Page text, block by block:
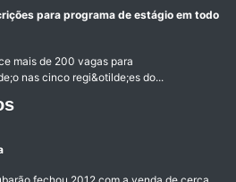
para programa de estágio em todo
mais de 200 vagas para
nas cinco regi&otilde;es do...